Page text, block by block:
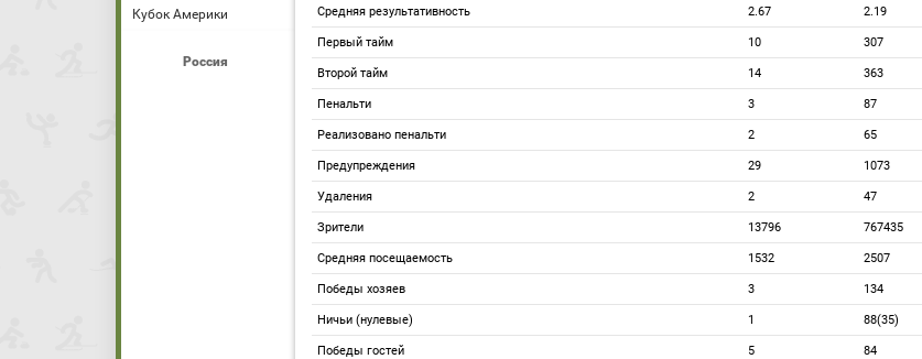
Кубок Америки
Россия
Средняя результативность 2.67 2.19
Первый тайм 10 307
Второй тайм 14 363
Пенальти 3 87
Реализовано пенальти 2 65
Предупреждения 29 1073
Удаления 2 47
Зрители 13796 767435
Средняя посещаемость 1532 2507
Победы хозяев 3 134
Ничьи (нулевые) 1 88(35)
Победы гостей 5 84